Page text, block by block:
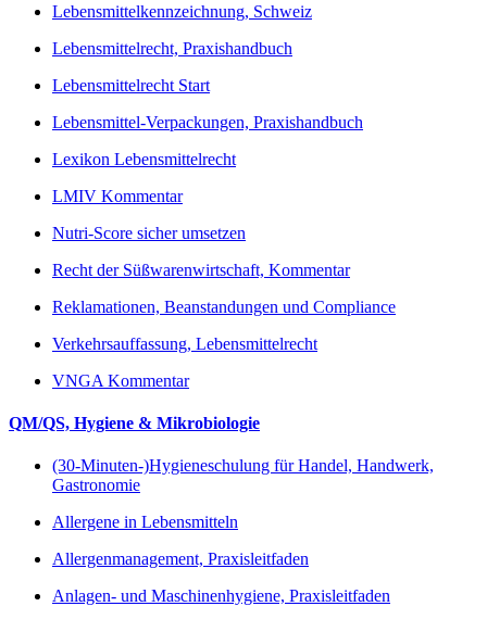
Lebensmittelkennzeichnung, Schweiz
Lebensmittelrecht, Praxishandbuch
Lebensmittelrecht Start
Lebensmittel-Verpackungen, Praxishandbuch
Lexikon Lebensmittelrecht
LMIV Kommentar
Nutri-Score sicher umsetzen
Recht der Süßwarenwirtschaft, Kommentar
Reklamationen, Beanstandungen und Compliance
Verkehrsauffassung, Lebensmittelrecht
VNGA Kommentar
QM/QS, Hygiene & Mikrobiologie
(30-Minuten-)Hygieneschulung für Handel, Handwerk,
Gastronomie
Allergene in Lebensmitteln
Allergenmanagement, Praxisleitfaden
Anlagen- und Maschinenhygiene, Praxisleitfaden